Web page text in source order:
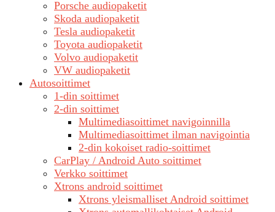
Porsche audiopaketit
Skoda audiopaketit
Tesla audiopaketit
Toyota audiopaketit
Volvo audiopaketit
VW audiopaketit
Autosoittimet
1-din soittimet
2-din soittimet
Multimediasoittimet navigoinnilla
Multimediasoittimet ilman navigointia
2-din kokoiset radio-soittimet
CarPlay / Android Auto soittimet
Verkko soittimet
Xtrons android soittimet
Xtrons yleismalliset Android soittimet